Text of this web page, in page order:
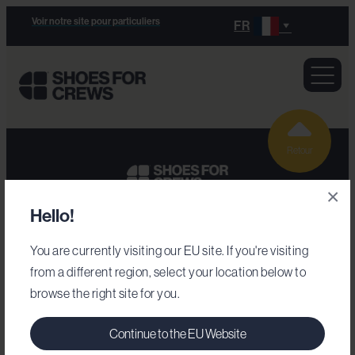
×
Hello!
You are currently visiting our EU site. If you're visiting
from a different region, select your location below to
browse the right site for you.
Continue to the EU Website
Voir notre site pour particuliers FR
Retour
Secteurs d'activité
Armée
Hôtellerie-restauration
Chaussures de travail